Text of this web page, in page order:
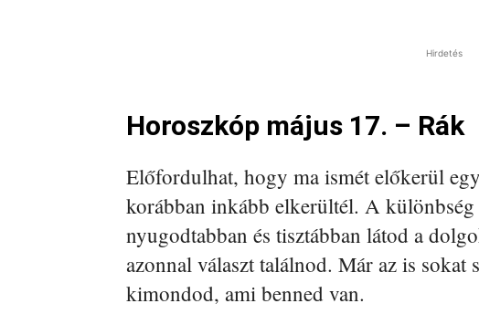
Hirdetés
Horoszkóp május 17. – Rák
Előfordulhat, hogy ma ismét előkerül
korábban inkább elkerültél. A
nyugodtabban és tisztábban látod a
azonnal választ találnod. Már az is sokat
kimondod, ami benned van.